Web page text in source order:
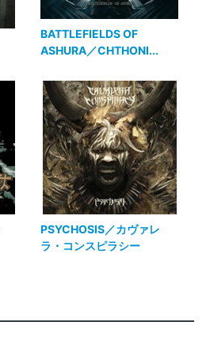
BATTLEFIELDS OF
ASHURA／CHTHONI...
PSYCHOSIS／カヴァレ
ラ・コンスピラシー